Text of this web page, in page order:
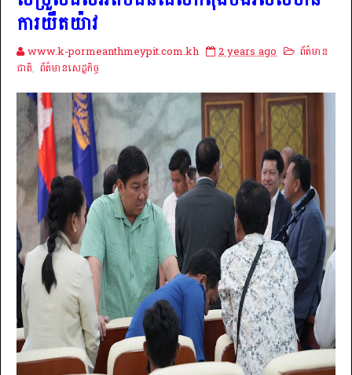
ការយឺតយ៉ាវ
www.k-pormeanthmeypit.com.kh 2 years ago
ព័ត៌មាន
ជាតិ, ព័ត៌មានសេដ្ឋកិច្ច